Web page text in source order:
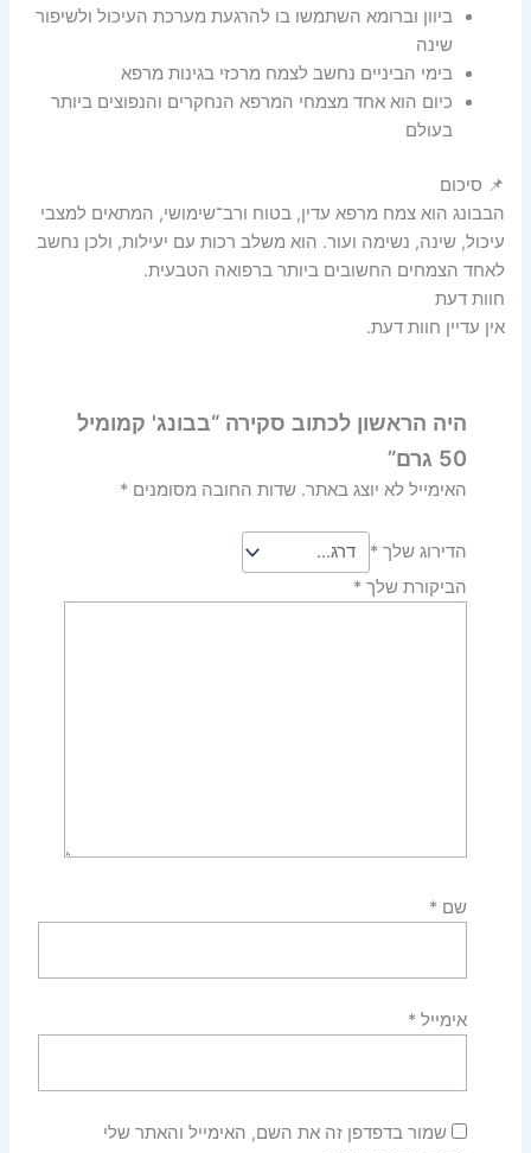
ביוון וברומא השתמשו בו להרגעת מערכת העיכול ולשיפור
שינה
בימי הביניים נחשב לצמח מרכזי בגינות מרפא
כיום הוא אחד מצמחי המרפא הנחקרים והנפוצים ביותר
בעולם
📌 סיכום
הבבונג הוא צמח מרפא עדין, בטוח ורב־שימושי, המתאים למצבי
עיכול, שינה, נשימה ועור. הוא משלב רכות עם יעילות, ולכן נחשב
לאחד הצמחים החשובים ביותר ברפואה הטבעית.
חוות דעת
אין עדיין חוות דעת.
היה הראשון לכתוב סקירה “בבונג' קמומיל
50 גרם”
האימייל לא יוצג באתר. שדות החובה מסומנים *
הדירוג שלך *
הביקורת שלך *
שם *
אימייל *
שמור בדפדפן זה את השם, האימייל והאתר שלי